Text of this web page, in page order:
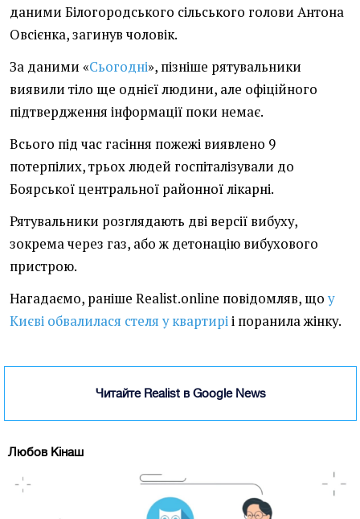
даними Білогородського сільського голови Антона
Овсієнка, загинув чоловік.
За даними «Сьогодні», пізніше рятувальники
виявили тіло ще однієї людини, але офіційного
підтвердження інформації поки немає.
Всього під час гасіння пожежі виявлено 9
потерпілих, трьох людей госпіталізували до
Боярської центральної районної лікарні.
Рятувальники розглядають дві версії вибуху,
зокрема через газ, або ж детонацію вибухового
пристрою.
Нагадаємо, раніше Realist.online повідомляв, що у
Києві обвалилася стеля у квартиріі поранила жінку.
Читайте Realist в Google News
Любов Кінаш